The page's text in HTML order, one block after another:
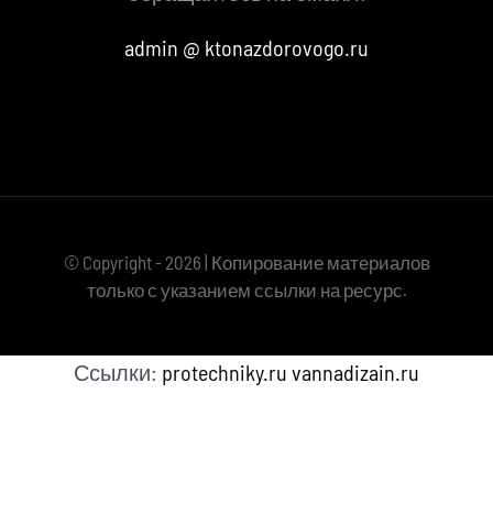
admin @ ktonazdorovogo.ru
© Copyright - 2026 | Копирование материалов
только с указанием ссылки на ресурс.
Ссылки: protechniky.ru vannadizain.ru